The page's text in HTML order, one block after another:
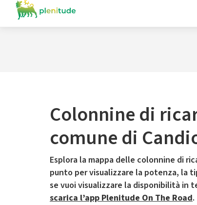
Colonnine di
comune di
Esplora la mappa delle colonnine di
punto per visualizzare la potenza, la
se vuoi visualizzare la disponibilità in
scarica l’app Plenitude On The Road.